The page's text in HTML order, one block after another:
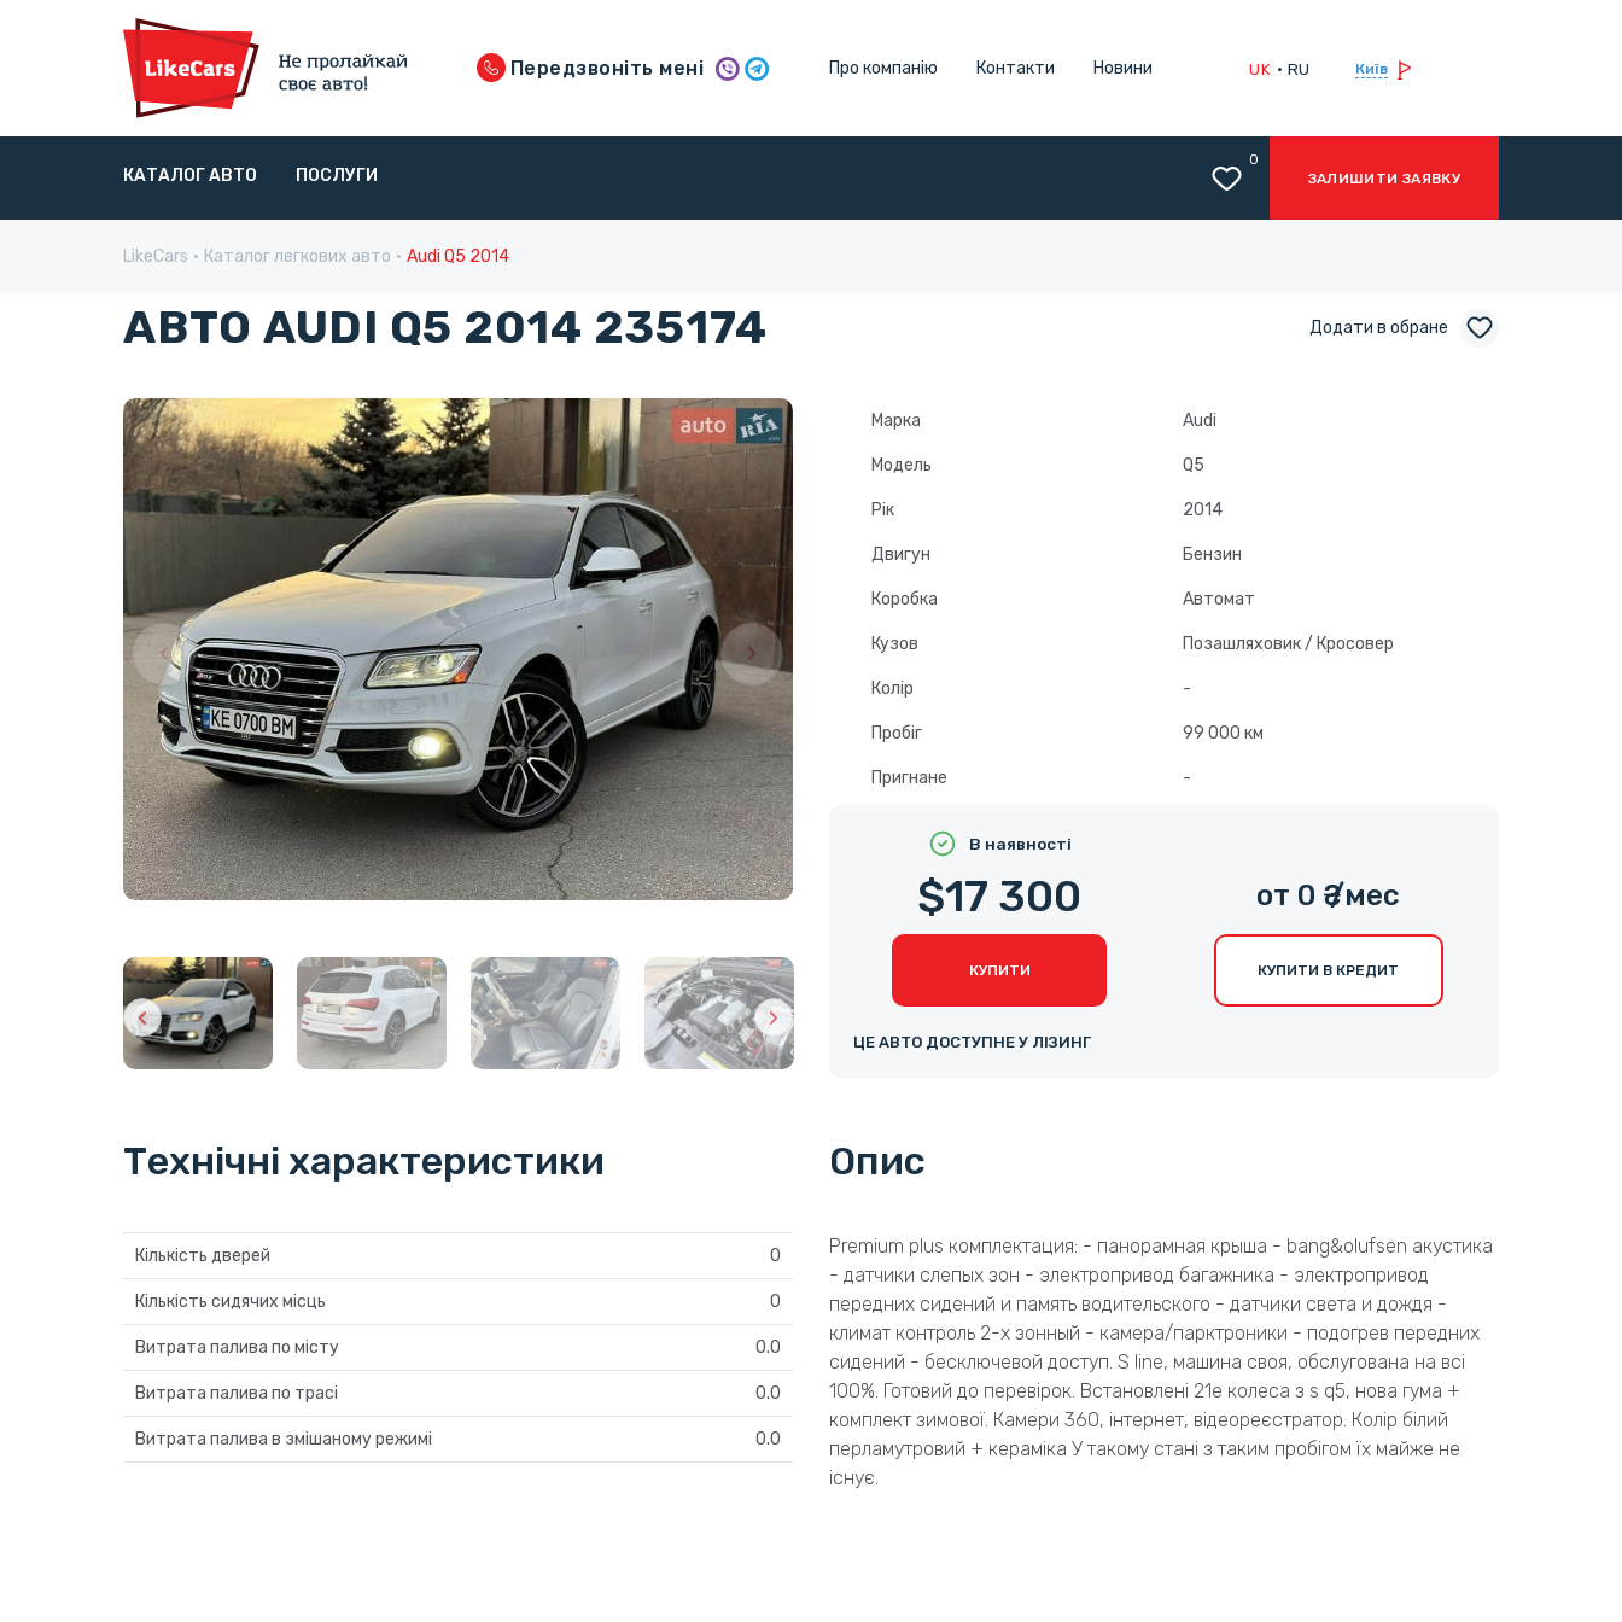
Передзвоніть мені Про компанію Контакти Новини UK RU Київ
КАТАЛОГ АВТО ПОСЛУГИ
0
ЗАЛИШИТИ ЗАЯВКУ
LikeCars Каталог легкових авто Audi Q5 2014
АВТО AUDI Q5 2014 235174 Додати в обране
Марка Audi
Модель Q5
Рік 2014
Двигун Бензин
Коробка Автомат
Кузов Позашляховик / Кросовер
Колір -
Пробіг 99 000 км
Пригнане -
В наявності
$17 300
КУПИТИ
от 0 ₴ /мес
КУПИТИ В КРЕДИТ
ЦЕ АВТО ДОСТУПНЕ У ЛІЗИНГ
Технічні характеристики
Кількість дверей 0
Кількість сидячих місць 0
Витрата палива по місту 0.0
Витрата палива по трасі 0.0
Витрата палива в змішаному режимі 0.0
Опис
Premium plus комплектация: - панорамная крыша - bang&olufsen акустика
- датчики слепых зон - электропривод багажника - электропривод
передних сидений и память водительского - датчики света и дождя -
климат контроль 2-х зонный - камера/парктроники - подогрев передних
сидений - бесключевой доступ. S line, машина своя, обслугована на всі
100%. Готовий до перевірок. Встановлені 21е колеса з s q5, нова гума +
комплект зимової. Камери 360, інтернет, відеореєстратор. Колір білий
перламутровий + кераміка У такому стані з таким пробігом їх майже не
існує.